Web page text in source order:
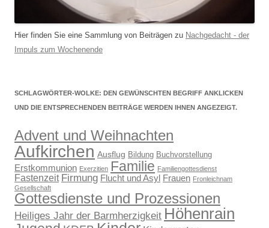
Hier finden Sie eine Sammlung von Beiträgen zu Nachgedacht - der
Impuls zum Wochenende
SCHLAGWÖRTER-WOLKE: DEN GEWÜNSCHTEN BEGRIFF ANKLICKEN
UND DIE ENTSPRECHENDEN BEITRÄGE WERDEN IHNEN ANGEZEIGT.
Advent und Weihnachten
Aufkirchen Ausflug Bildung Buchvorstellung
Erstkommunion Exerzitien Familie Familiengottesdienst
Fastenzeit Firmung Flucht und Asyl Frauen Fronleichnam
Gesellschaft
Gottesdienste und Prozessionen
Heiliges Jahr der Barmherzigkeit Höhenrain